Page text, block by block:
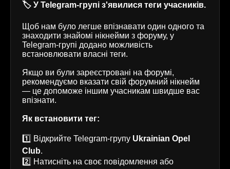
🏷️ У Telegram-групі з'явилися теги учасників.
Щоб нам було легше впізнавати один одного та
знаходити знайомі нікнейми з форуму, у
Telegram-групі додано можливість
встановлювати власні теги.
Якщо ви були зареєстровані на форумі,
рекомендуємо вказати свій форумний нікнейм
— це допоможе іншим учасникам швидше вас
впізнати.
Як встановити тег:
1️⃣ Відкрийте Telegram-групу Ukrainian Opel
Club.
2️⃣ Натисніть на своє повідомлення або